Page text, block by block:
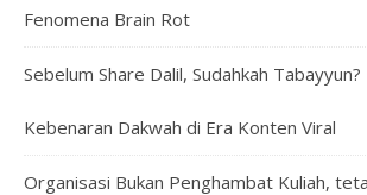
Fenomena Brain Rot
Sebelum Share Dalil, Sudahkah
Kebenaran Dakwah di Era Konten Viral
Organisasi Bukan Penghambat Kuliah,